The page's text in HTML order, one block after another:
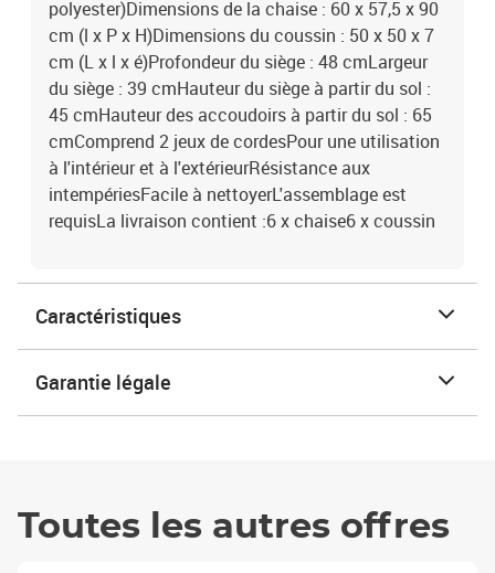
polyester)Dimensions de la chaise : 60 x 57,5 x 90
cm (l x P x H)Dimensions du coussin : 50 x 50 x 7
cm (L x l x é)Profondeur du siège : 48 cmLargeur
du siège : 39 cmHauteur du siège à partir du sol :
45 cmHauteur des accoudoirs à partir du sol : 65
cmComprend 2 jeux de cordesPour une utilisation
à l'intérieur et à l'extérieurRésistance aux
intempériesFacile à nettoyerL'assemblage est
requisLa livraison contient :6 x chaise6 x coussin
Caractéristiques
Garantie légale
Toutes les autres offres